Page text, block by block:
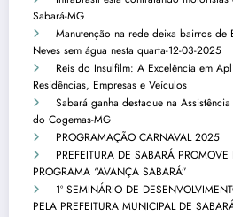
Sabará-MG
Manutenção na rede deixa bairros de
Neves sem água nesta quarta-12-03-2025
Reis do Insulfilm: A Excelência em
Residências, Empresas e Veículos
Sabará ganha destaque na
do Cogemas-MG
PROGRAMAÇÃO CARNAVAL 2025
PREFEITURA DE SABARÁ
PROGRAMA “AVANÇA SABARÁ”
1º SEMINÁRIO DE
PELA PREFEITURA MUNICIPAL DE